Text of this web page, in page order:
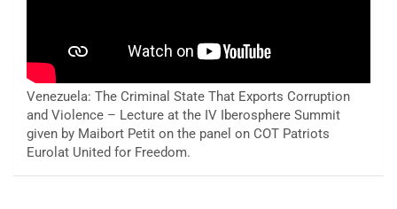
Venezuela: The Criminal State That Exports Corruption
and Violence – Lecture at the IV Iberosphere Summit
given by Maibort Petit on the panel on COT Patriots
Eurolat United for Freedom.